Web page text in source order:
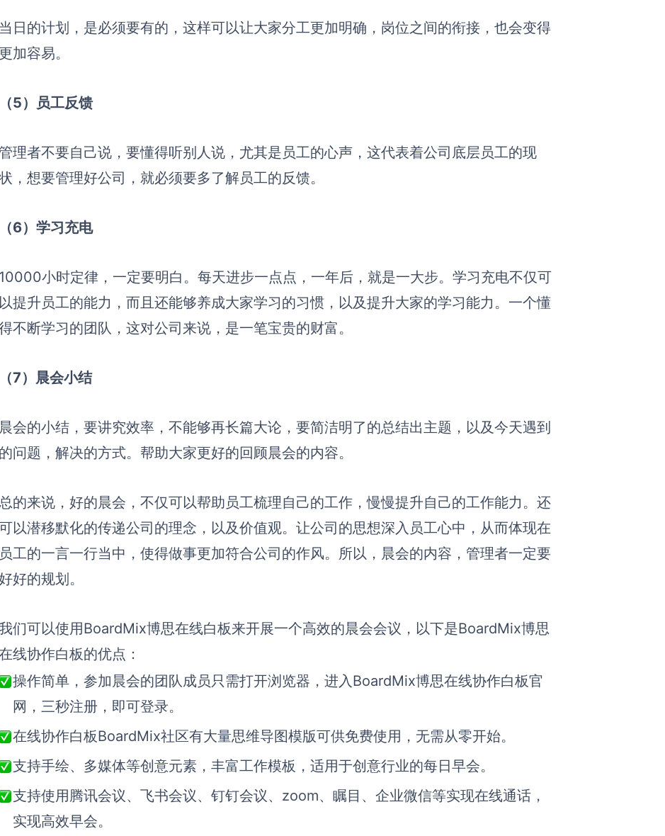
当日的计划，是必须要有的，这样可以让大家分工更加明确，岗位之间的衔接，也会变得
更加容易。
（5）员工反馈
理者不要自己说，要懂得听别人说，尤其是员工的心声，这代表着公司底层员工的现
，想要管理好公司，就必须要多了解员工的反馈。
（6）学习充电
10000小时定律，一定要明白。每天进步一点点，一年后，就是一大步。学习充电不仅可
以提升员工的能力，而且还能够养成大家学习的习惯，以及提升大家的学习能力。一个懂
不断学习的团队，这对公司来说，是一笔宝贵的财富。
（7）晨会小结
晨会的小结，要讲究效率，不能够再长篇大论，要简洁明了的总结出主题，以及今天遇到
的问题，解决的方式。帮助大家更好的回顾晨会的内容。
的来说，好的晨会，不仅可以帮助员工梳理自己的工作，慢慢提升自己的工作能力。还
以潜移默化的传递公司的理念，以及价值观。让公司的思想深入员工心中，从而体现在
员工的一言一行当中，使得做事更加符合公司的作风。所以，晨会的内容，管理者一定要
好的规划。
们可以使用BoardMix博思在线白板来开展一个高效的晨会会议，以下是BoardMix博思
线协作白板的优点：
操作简单，参加晨会的团队成员只需打开浏览器，进入BoardMix博思在线协作白板官
网，三秒注册，即可登录。
在线协作白板BoardMix社区有大量思维导图模版可供免费使用，无需从零开始。
支持手绘、多媒体等创意元素，丰富工作模板，适用于创意行业的每日早会。
支持使用腾讯会议、飞书会议、钉钉会议、zoom、瞩目、企业微信等实现在线通话，
实现高效早会。